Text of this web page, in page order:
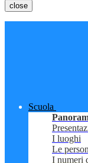
close
Scuola
I luoghi
Le
I numeri